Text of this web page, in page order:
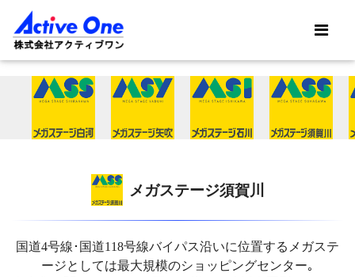
メガステージ須賀川
国道4号線･国道118号線バイパス沿いに位置するメガステ
ージとしては最大規模のショッピングセンター｡